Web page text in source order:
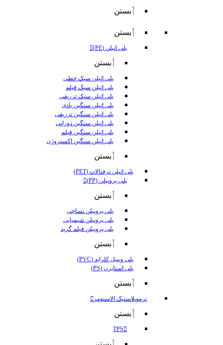
بستن
بستن
پلی اتیلن (PE)
بستن
پلی اتیلن سبک خطی
پلی اتیلن سبک فیلم
پلی اتیلن سبک تزریقی
پلی اتیلن سنگین بادی
پلی اتیلن سنگین تزریقی
پلی اتیلن سنگین دورانی
پلی اتیلن سنگین فیلم
پلی اتیلن سنگین اکستروژن
بستن
پلی اتیلن ترفتالات (PET)
پلی پروپیلن (PP)
بستن
پلی پروپیلن نساجی
پلی پروپیلن شیمیایی
پلی پروپیلن فیلم گرید
بستن
پلی وینیل کلراید (PVC)
پلی استایرن (PS)
بستن
ترموپلاستیک الاستومر
بستن
TPS